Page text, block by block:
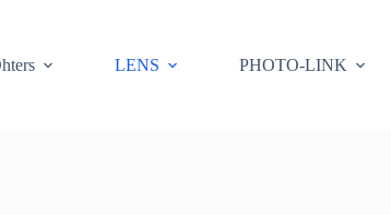
LENS PHOTO-LINK